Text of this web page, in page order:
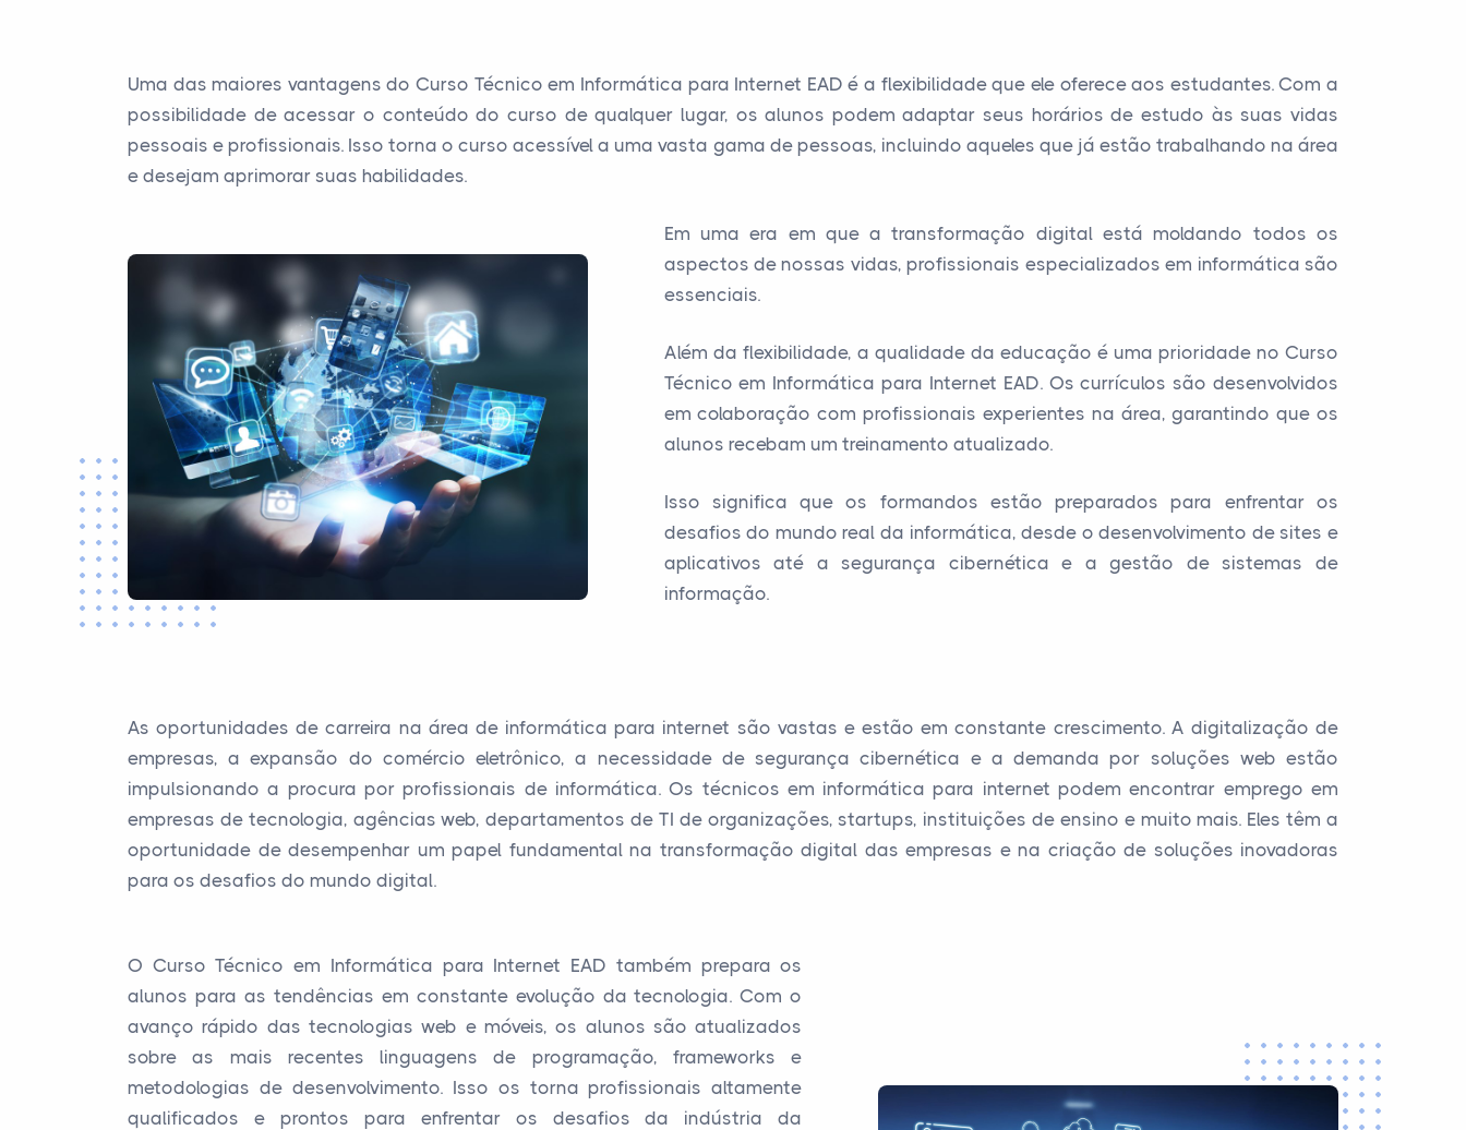
Uma das maiores vantagens do Curso Técnico em Informática para Internet EAD é a flexibilidade que ele oferece aos estudantes. Com a
possibilidade de acessar o conteúdo do curso de qualquer lugar, os alunos podem adaptar seus horários de estudo às suas vidas
pessoais e profissionais. Isso torna o curso acessível a uma vasta gama de pessoas, incluindo aqueles que já estão trabalhando na área
e desejam aprimorar suas habilidades.
Em uma era em que a transformação digital está moldando todos os
aspectos de nossas vidas, profissionais especializados em informática são
essenciais.
Além da flexibilidade, a qualidade da educação é uma prioridade no Curso
Técnico em Informática para Internet EAD. Os currículos são desenvolvidos
em colaboração com profissionais experientes na área, garantindo que os
alunos recebam um treinamento atualizado.
Isso significa que os formandos estão preparados para enfrentar os
desafios do mundo real da informática, desde o desenvolvimento de sites e
aplicativos até a segurança cibernética e a gestão de sistemas de
informação.
As oportunidades de carreira na área de informática para internet são vastas e estão em constante crescimento. A digitalização de
empresas, a expansão do comércio eletrônico, a necessidade de segurança cibernética e a demanda por soluções web estão
impulsionando a procura por profissionais de informática. Os técnicos em informática para internet podem encontrar emprego em
empresas de tecnologia, agências web, departamentos de TI de organizações, startups, instituições de ensino e muito mais. Eles têm a
oportunidade de desempenhar um papel fundamental na transformação digital das empresas e na criação de soluções inovadoras
para os desafios do mundo digital.
O Curso Técnico em Informática para Internet EAD também prepara os
alunos para as tendências em constante evolução da tecnologia. Com o
avanço rápido das tecnologias web e móveis, os alunos são atualizados
sobre as mais recentes linguagens de programação, frameworks e
metodologias de desenvolvimento. Isso os torna profissionais altamente
qualificados e prontos para enfrentar os desafios da indústria da